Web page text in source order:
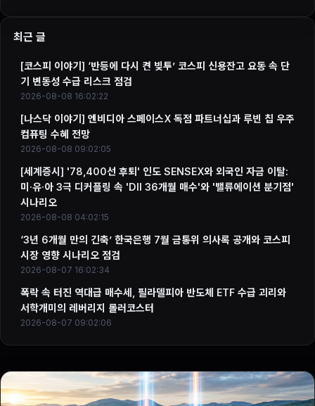
최근 글
[코스피 이야기] ‘반등에 다시 켠 빚투’ 코스피 신용잔고 요동 속 단
기 변동성 수급 리스크 점검
2026-08-08 16:02:22
[나스닥 이야기] 엔비디아 스페이스X 독점 파트너십과 루빈 칩 우주
컴퓨팅 수혜 전망
2026-08-08 09:02:05
[세계증시] '78,400선 후퇴' 인도 SENSEX와 외국인 자금 이탈:
미·유·아 3극 디커플링 속 'DII 36개월 매수'와 '밸류에이션 분기점'
시나리오
2026-08-08 04:02:15
‘3년 6개월 만의 긴축’ 한국은행 7월 금통위 의사록 공개와 코스피
시장 영향 시나리오 점검
2026-08-07 16:02:34
폭락 속 터진 역대급 매수세, 필라델피아 반도체 ETF 수급 괴리와
서학개미의 레버리지 롤러코스터
2026-08-07 09:02:06